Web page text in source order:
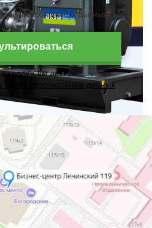
персональных данных*
кнопку, вы даете
своих персональных данных